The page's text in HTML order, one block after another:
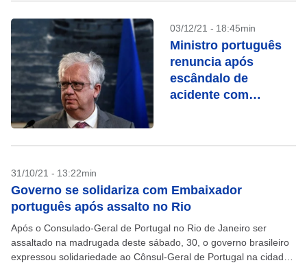
03/12/21 - 18:45min
Ministro português
renuncia após
escândalo de
acidente com
31/10/21 - 13:22min
Governo se solidariza com Embaixador
português após assalto no Rio
Após o Consulado-Geral de Portugal no Rio de Janeiro ser
assaltado na madrugada deste sábado, 30, o governo brasileiro
expressou solidariedade ao Cônsul-Geral de Portugal na cidade,